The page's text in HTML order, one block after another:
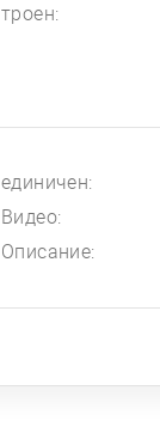
троен:
единичен:
Видео:
Описание: